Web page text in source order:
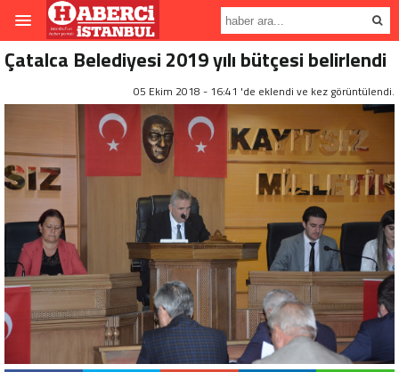
Çatalca Belediyesi 2019 yılı bütçesi belirlendi
05 Ekim 2018 - 16:41 'de eklendi ve kez görüntülendi.